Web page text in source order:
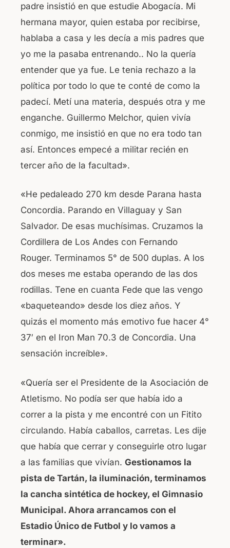
padre insistió en que estudie Abogacía. Mi
hermana mayor, quien estaba por recibirse,
hablaba a casa y les decía a mis padres que
yo me la pasaba entrenando.. No la quería
entender que ya fue. Le tenia rechazo a la
política por todo lo que te conté de como la
padecí. Metí una materia, después otra y me
enganche. Guillermo Melchor, quien vivía
conmigo, me insistió en que no era todo tan
así. Entonces empecé a militar recién en
tercer año de la facultad».
«He pedaleado 270 km desde Parana hasta
Concordia. Parando en Villaguay y San
Salvador. De esas muchísimas. Cruzamos la
Cordillera de Los Andes con Fernando
Rouger. Terminamos 5° de 500 duplas. A los
dos meses me estaba operando de las dos
rodillas. Tene en cuanta Fede que las vengo
«baqueteando» desde los diez años. Y
quizás el momento más emotivo fue hacer 4°
37′ en el Iron Man 70.3 de Concordia. Una
sensación increíble».
«Quería ser el Presidente de la Asociación de
Atletismo. No podía ser que había ido a
correr a la pista y me encontré con un Fitito
circulando. Había caballos, carretas. Les dije
que había que cerrar y conseguirle otro lugar
a las familias que vivían. Gestionamos la
pista de Tartán, la iluminación, terminamos
la cancha sintética de hockey, el Gimnasio
Municipal. Ahora arrancamos con el
Estadio Único de Futbol y lo vamos a
terminar».